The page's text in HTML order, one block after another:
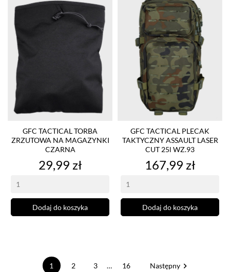
GFC TACTICAL TORBA
ZRZUTOWA NA MAGAZYNKI
CZARNA
Cena
29,99 zł
Dodaj do koszyka
GFC TACTICAL PLECAK
TAKTYCZNY ASSAULT LASER
CUT 25l WZ.93
Cena
167,99 zł
Dodaj do koszyka
1 2 3 … 16 Następny